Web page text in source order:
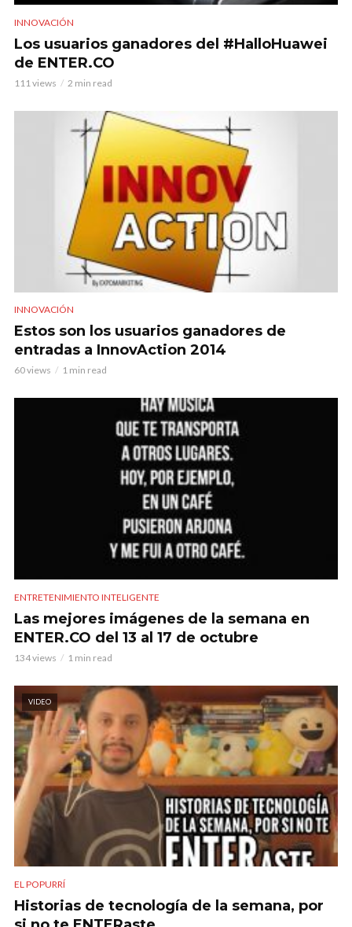
INNOVACIÓN
Los usuarios ganadores del #HalloHuawei
de ENTER.CO
111 views 2 min read
INNOVACIÓN
Estos son los usuarios ganadores de
entradas a InnovAction 2014
60 views 1 min read
ENTRETENIMIENTO INTELIGENTE
Las mejores imágenes de la semana en
ENTER.CO del 13 al 17 de octubre
134 views 1 min read
VIDEO
EL POPURRÍ
Historias de tecnología de la semana, por